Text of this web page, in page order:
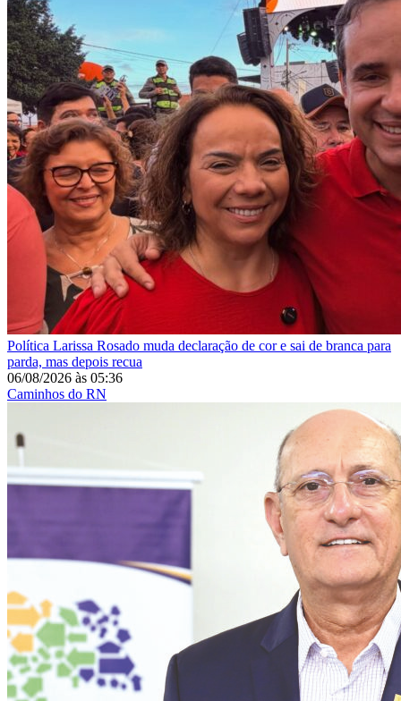
Política Larissa Rosado muda declaração de cor e sai de branca para
parda, mas depois recua
06/08/2026 às 05:36
Caminhos do RN